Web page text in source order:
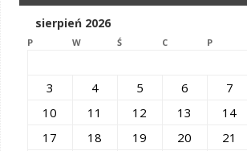
sierpień 2026
P W Ś C P
3
4 5 6 7
10
11 12 13 14
17
18 19 20 21